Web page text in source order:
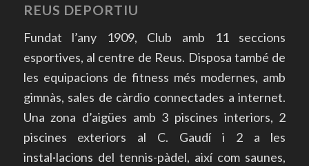
REUS DEPORTIU
Fundat l’any 1909, Club amb 11 seccions
esportives, al centre de Reus. Disposa també de
les equipacions de fitness més modernes, amb
gimnàs, sales de càrdio connectades a internet.
Una zona d’aigües amb 3 piscines interiors, 2
piscines exteriors al C. Gaudí i 2 a les
instal·lacions del tennis-pàdel, així com saunes,